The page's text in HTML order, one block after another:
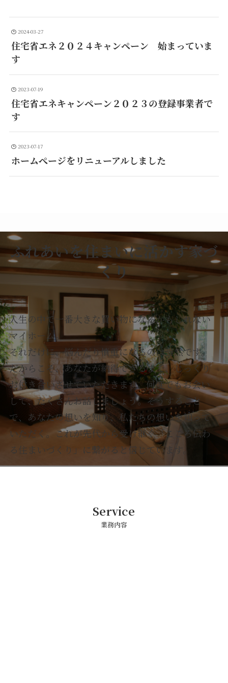
2024-03-27
住宅省エネ２０２４キャンペーン 始まっていま
す
2023-07-19
住宅省エネキャンペーン２０２３の登録事業者で
す
2023-07-17
ホームぺージをリニューアルしました
ふれあいを住まいに活かす家づ
くり
人生の中で一番大きな買い物になるかもしれない
マイホーム。
それだけに、悩んだり慎重になるのは当然です。
だからこそ、あなたが納得できるまで、じっくり
お付き合いさせていただきます。何度でもお会い
して、たくさんお話しましょう。そうすること
で、あなたの想いを知り、私たちの想いを知って
いただく。これが先代から受け継ぐ「こころ伝わ
る住まいづくり」に繋がると信じています。
Service
業務内容